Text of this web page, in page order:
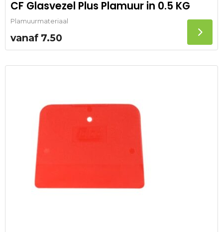
CF Glasvezel Plus Plamuur in 0.5 KG
Plamuurmateriaal
vanaf 7.50